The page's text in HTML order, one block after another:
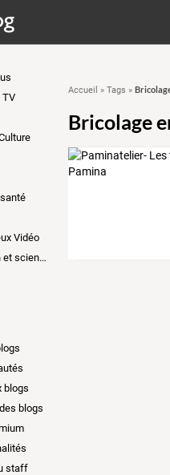
TV
Vidéo
sciences
blogs
blogs
staff
Accueil » Tags »
Bricolage